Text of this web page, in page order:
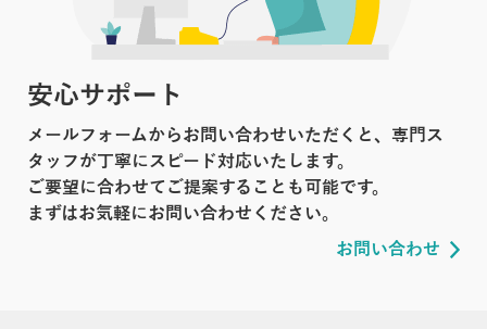
安心サポート
メールフォームからお問い合わせいただくと、専門ス
タッフが丁寧にスピード対応いたします。
ご要望に合わせてご提案することも可能です。
まずはお気軽にお問い合わせください。
お問い合わせ